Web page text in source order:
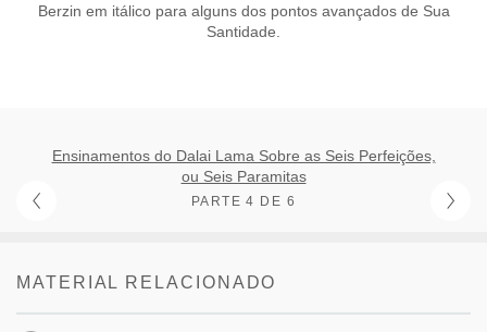
Berzin em itálico para alguns dos pontos avançados de Sua
Santidade.
Ensinamentos do Dalai Lama Sobre as Seis Perfeições,
ou Seis Paramitas
PARTE 4 DE 6
MATERIAL RELACIONADO